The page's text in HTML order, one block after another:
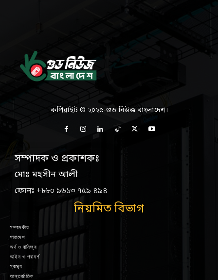
কপিরাইট © ২০২৫-গুড নিউজ বাংলাদেশ।
সম্পাদক ও প্রকাশকঃ
মোঃ মহসীন আলী
ফোনঃ +৮৮০ ৯৬১৩ ৭৫৯ ৪৯৪
নিয়মিত বিভাগ
সম্পাদকীয়
সারাদেশ
অর্থ ও বানিজ্য
আইন ও পরামর্শ
স্বাস্থ্য
আন্তর্জাতিক